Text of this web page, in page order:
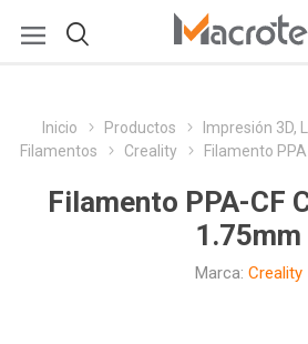
Inicio Productos
Impresión 3D,
Filamentos
Creality Filamento
Filamento PPA-CF
1.75mm
Marca: Creality